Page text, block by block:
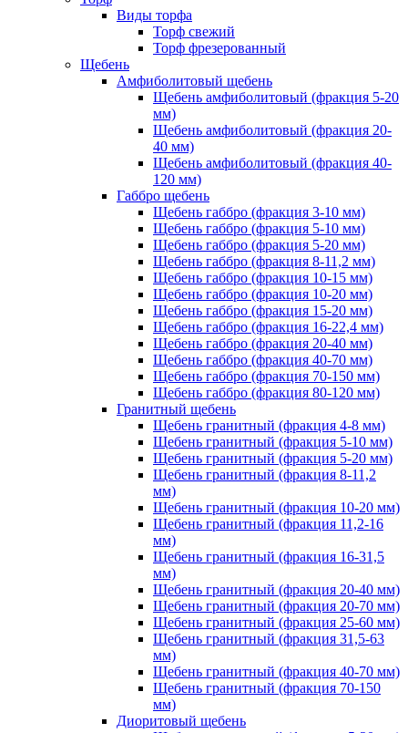
Виды торфа
Торф свежий
Торф фрезерованный
Щебень
Амфиболитовый щебень
Щебень амфиболитовый (фракция 5-20
мм)
Щебень амфиболитовый (фракция 20-
40 мм)
Щебень амфиболитовый (фракция 40-
120 мм)
Габбро щебень
Щебень габбро (фракция 3-10 мм)
Щебень габбро (фракция 5-10 мм)
Щебень габбро (фракция 5-20 мм)
Щебень габбро (фракция 8-11,2 мм)
Щебень габбро (фракция 10-15 мм)
Щебень габбро (фракция 10-20 мм)
Щебень габбро (фракция 15-20 мм)
Щебень габбро (фракция 16-22,4 мм)
Щебень габбро (фракция 20-40 мм)
Щебень габбро (фракция 40-70 мм)
Щебень габбро (фракция 70-150 мм)
Щебень габбро (фракция 80-120 мм)
Гранитный щебень
Щебень гранитный (фракция 4-8 мм)
Щебень гранитный (фракция 5-10 мм)
Щебень гранитный (фракция 5-20 мм)
Щебень гранитный (фракция 8-11,2
мм)
Щебень гранитный (фракция 10-20 мм)
Щебень гранитный (фракция 11,2-16
мм)
Щебень гранитный (фракция 16-31,5
мм)
Щебень гранитный (фракция 20-40 мм)
Щебень гранитный (фракция 20-70 мм)
Щебень гранитный (фракция 25-60 мм)
Щебень гранитный (фракция 31,5-63
мм)
Щебень гранитный (фракция 40-70 мм)
Щебень гранитный (фракция 70-150
мм)
Диоритовый щебень